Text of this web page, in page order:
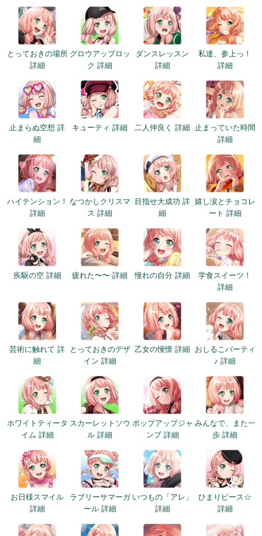
とっておきの場所
詳細
グロウアップロッ
ク 詳細
ダンスレッスン
詳細
私達、参上っ！
詳細
止まらぬ空想 詳
細
キューティ 詳細 二人仲良く 詳細 止まっていた時間
詳細
ハイテンション！
詳細
なつかしクリスマ
ス 詳細
目指せ大成功 詳
細
嬉し涙とチョコレ
ート 詳細
疾駆の空 詳細 疲れた〜〜 詳細 憧れの自分 詳細
学食スイーツ！
詳細
芸術に触れて 詳
細
とっておきのデザ
イン 詳細
乙女の憧憬 詳細
おしるこパーティ
♪ 詳細
ホワイトティータ
イム 詳細
スカーレットソウ
ル 詳細
ポップアップジャ
ンプ 詳細
みんなで、また一
歩 詳細
お日様スマイル
詳細
ラブリーサマーガ
ール 詳細
いつもの「アレ」
詳細
ひまりピース☆
詳細